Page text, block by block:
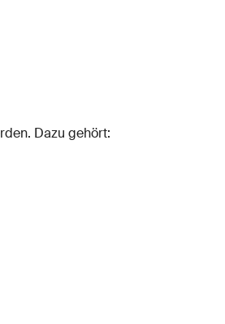
Dazu gehört: